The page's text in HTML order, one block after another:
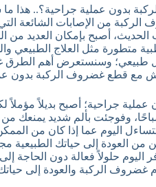
بدون عملية جراحية؟.. هذا ما
من الإصابات الشائعة
الحديث، أصبح بإمكان العديد من
متطورة مثل العلاج الطبيعي
طبيعي؛ وسنستعرض أهم الطرق
مع قطع غضروف الركبة بدون
جراحية؛ أصبح بديلاً مؤملاً
وفوجئت بألم شديد يمنعك من
اليوم عما إذا كان من
من العودة إلى حياتك
حلولاً فعالة دون الحاجة
غضروف الركبة والعودة إلى